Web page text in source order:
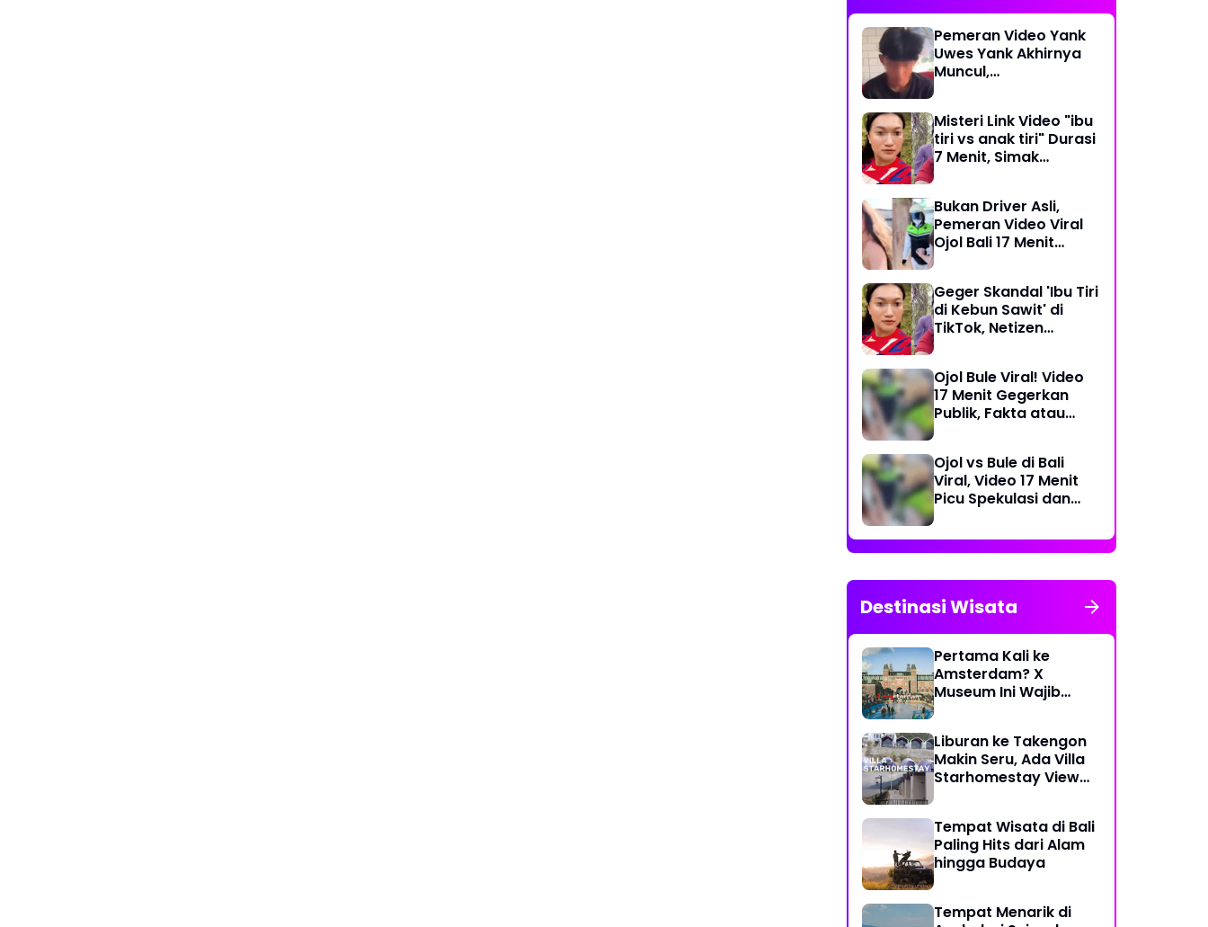
Pemeran Video Yank
Uwes Yank Akhirnya
Muncul,
Misteri Link Video "ibu
tiri vs anak tiri" Durasi
7 Menit, Simak
Bukan Driver Asli,
Pemeran Video Viral
Ojol Bali 17 Menit
Geger Skandal 'Ibu Tiri
di Kebun Sawit' di
TikTok, Netizen
Ojol Bule Viral! Video
17 Menit Gegerkan
Publik, Fakta atau
Ojol vs Bule di Bali
Viral, Video 17 Menit
Picu Spekulasi dan
Destinasi Wisata
Pertama Kali ke
Amsterdam? X
Museum Ini Wajib
Liburan ke Takengon
Makin Seru, Ada Villa
Starhomestay View
Tempat Wisata di Bali
Paling Hits dari Alam
hingga Budaya
Tempat Menarik di